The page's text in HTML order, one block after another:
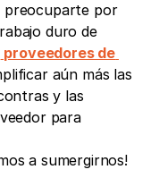
duro de
proveedores de
aún más las
y las
para
a sumergirnos!